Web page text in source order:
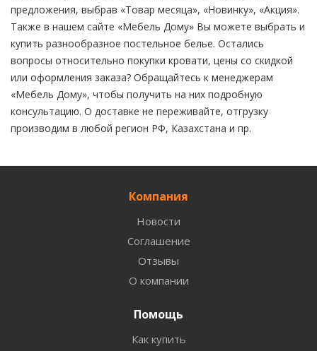
предложения, выбрав «Товар месяца», «Новинку», «Акция».
Также в нашем сайте «Мебель Дому» Вы можете выбрать и
купить разнообразное постельное белье. Остались
вопросы относительно покупки кровати, цены со скидкой
или оформления заказа? Обращайтесь к менеджерам
«Мебель Дому», чтобы получить на них подробную
консультацию. О доставке не переживайте, отгрузку
производим в любой регион РФ, Казахстана и пр.
Компания
Новости
Соглашение
Отзывы
О компании
Помощь
Как купить